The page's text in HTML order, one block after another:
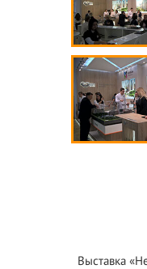
Выставка